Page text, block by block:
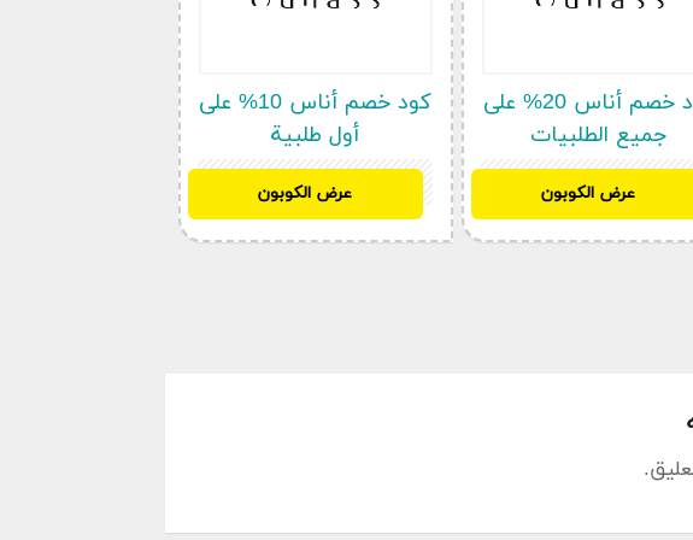
في هده الصفحة سوف نعمل على توفير أحدث كوبونات أناس و التي منها اناس السعودية 2024 |
من خلال استعمال
اكواد الخصم موقع اناس.
على الكوبون “.
إلى سلة الشراء الخاصة بك.
كود خصم أناس 10% على
أول طلبية
عرض الكوبون
كود خصم أناس 20% على
جميع الطلبيات
عرض الكوبون